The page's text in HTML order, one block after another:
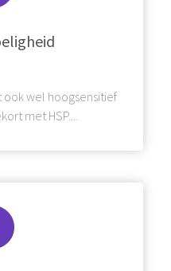
wel hoogsensitief
met HSP....